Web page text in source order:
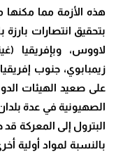
هذه الأزمة مما مكنها
بتحقيق انتصارات بارزة
لاووس، وبإفريقيا
زيمبابوي، جنوب
على صعيد الهيئات
الصهيونية في عدة
البترول إلى المعركة
بالنسبة لمواد أولية